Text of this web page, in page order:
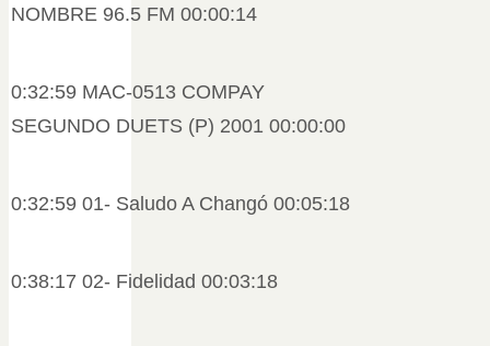
NOMBRE 96.5 FM 00:00:14
0:32:59 MAC-0513 COMPAY
SEGUNDO DUETS (P) 2001 00:00:00
0:32:59 01- Saludo A Changó 00:05:18
0:38:17 02- Fidelidad 00:03:18